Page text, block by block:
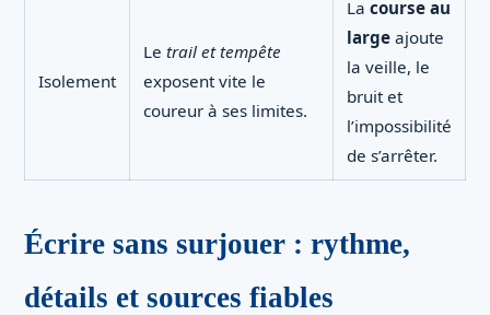
Isolement
Le trail et tempête
exposent vite le
coureur à ses limites.
La course au
large ajoute
la veille, le
bruit et
l’impossibilité
de s’arrêter.
Écrire sans surjouer : rythme,
détails et sources fiables